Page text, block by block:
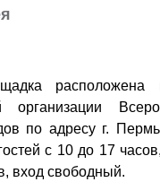
организации
по адресу г.
с 10 до 17
вход свободный.